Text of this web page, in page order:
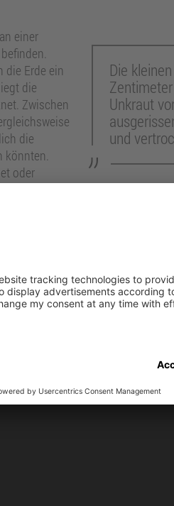
Die
Unkraut
und
einer
die Erde ein
die
Zwischen
die
könnten.
oder
System
von den Pflügen berührt
kann er 1 m/s (3,6 km/h)
von Rowesys
Aluminium.